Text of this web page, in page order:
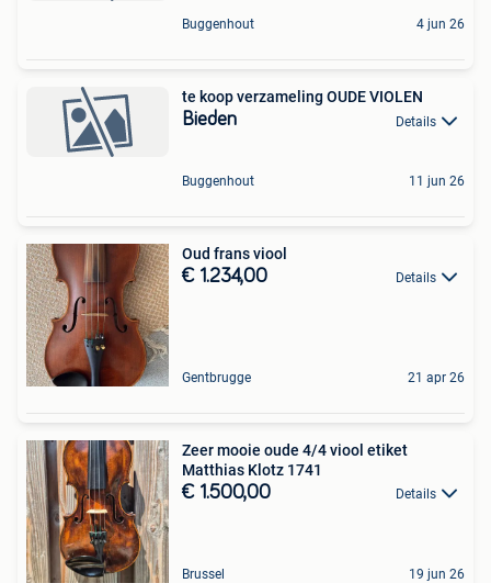
Buggenhout 4 jun 26
te koop verzameling OUDE VIOLEN
Bieden Details
Buggenhout 11 jun 26
Oud frans viool
€ 1.234,00 Details
Gentbrugge 21 apr 26
Zeer mooie oude 4/4 viool etiket
Matthias Klotz 1741
€ 1.500,00 Details
Brussel 19 jun 26